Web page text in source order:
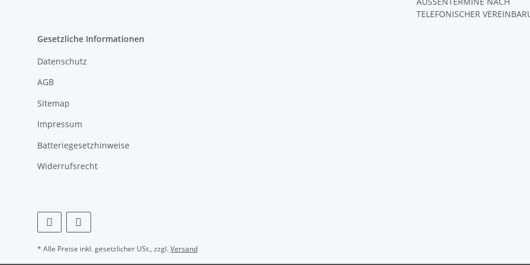
TELEFONISCHER
Gesetzliche Informationen
Datenschutz
AGB
Sitemap
Impressum
Batteriegesetzhinweise
Widerrufsrecht
* Alle Preise inkl. gesetzlicher USt., zzgl.Versand